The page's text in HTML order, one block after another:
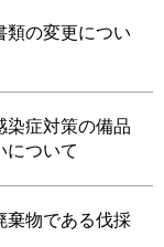
類の変更につい
染症対策の備品
について
棄物である伐採